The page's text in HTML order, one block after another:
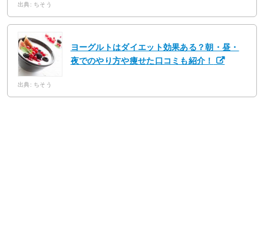
出典: ちそう
ヨーグルトはダイエット効果ある？朝・昼・
夜でのやり方や痩せた口コミも紹介！
出典: ちそう